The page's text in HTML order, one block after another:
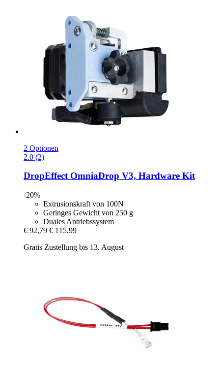
2 Optionen
2.0 (2)
DropEffectOmniaDrop V3, Hardware Kit
-20%
Extrusionskraft von 100N
Geringes Gewicht von 250 g
Duales Antriebssystem
€ 92,79 € 115,99
Gratis Zustellung bis 13. August